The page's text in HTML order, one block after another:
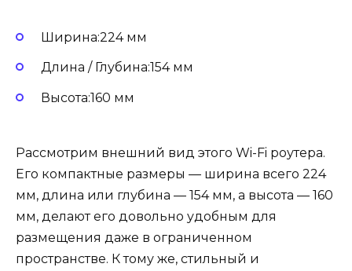
Ширина:224 мм
Длина / Глубина:154 мм
Высота:160 мм
Рассмотрим внешний вид этого Wi-Fi роутера.
Его компактные размеры — ширина всего 224
мм, длина или глубина — 154 мм, а высота — 160
мм, делают его довольно удобным для
размещения даже в ограниченном
пространстве. К тому же, стильный и